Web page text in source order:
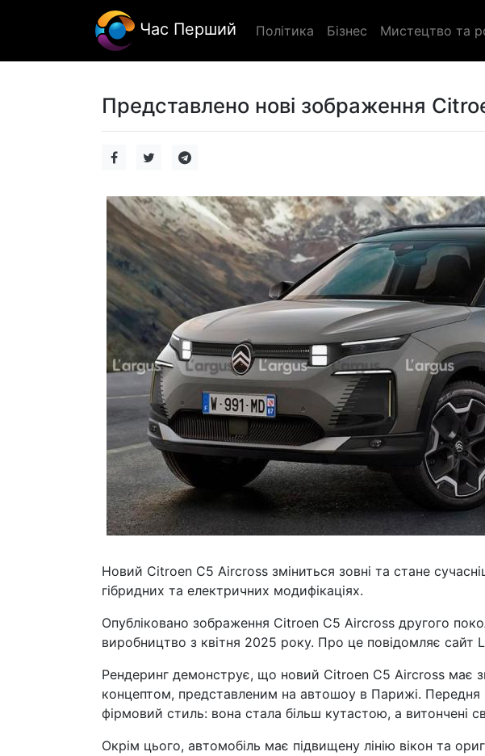
Час Перший Політика Бізнес Мистецтво та
Представлено нові зображення
Новий Citroen C5 Aircross зміниться зовні та стане
гібридних та електричних модифікаціях.
Опубліковано зображення Citroen C5 Aircross другого
виробництво з квітня 2025 року. Про це повідомляє сайт
Рендеринг демонструє, що новий Citroen C5 Aircross має
концептом, представленим на автошоу в Парижі.
фірмовий стиль: вона стала більш кутастою, а витончені
Окрім цього, автомобіль має підвищену лінію вікон та